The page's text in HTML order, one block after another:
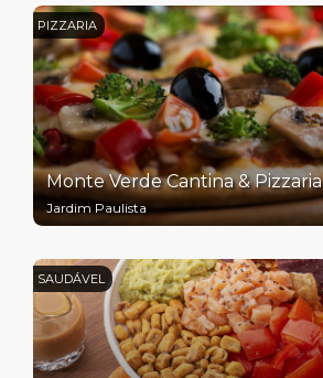
PIZZARIA
Monte Verde Cantina & Pizzaria
Jardim Paulista
SAUDÁVEL